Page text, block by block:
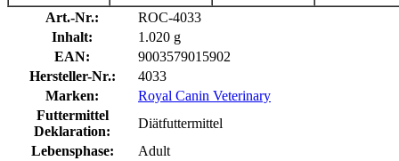
Art.-Nr.:
ROC-4033
Inhalt:
1.020 g
EAN:
9003579015902
Hersteller-Nr.:
4033
Marken:
Royal Canin Veterinary
Futtermittel
Deklaration:
Diätfuttermittel
Lebensphase:
Adult